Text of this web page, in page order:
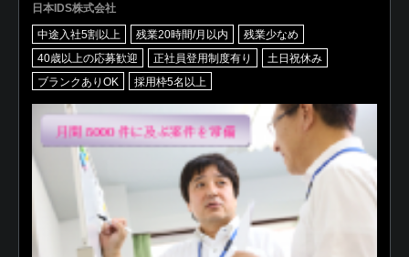
日本IDS株式会社
中途入社5割以上 残業20時間/月以内
残業少なめ
40歳以上の応募歓迎
正社員登用制度有り
土日祝休み
ブランクありOK
採用枠5名以上